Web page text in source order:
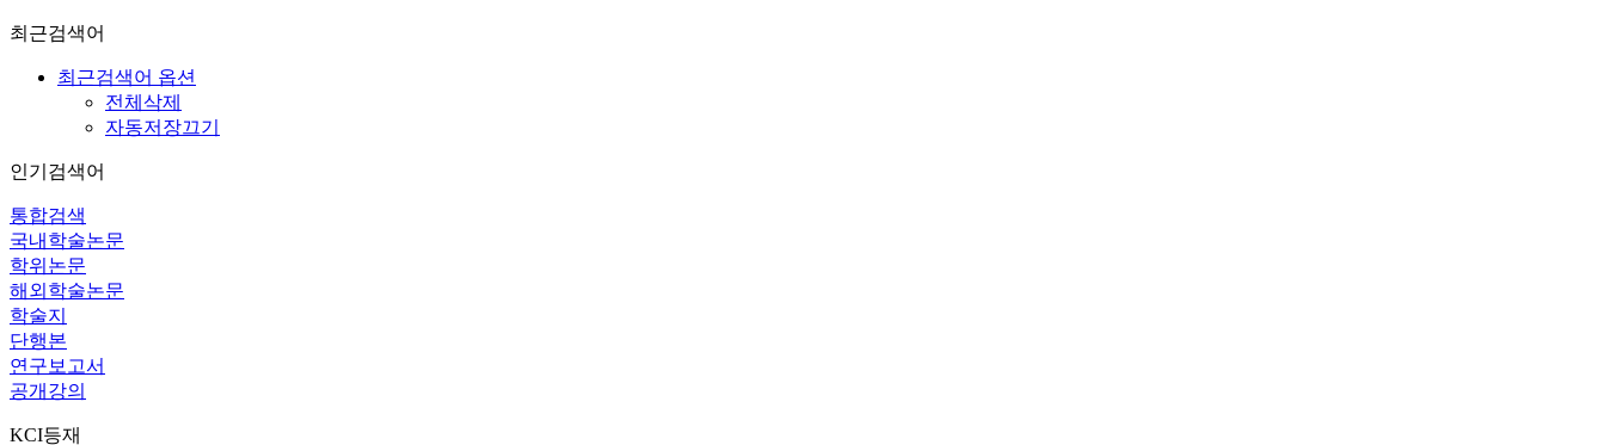
최근검색어
최근검색어 옵션
전체삭제
자동저장끄기
인기검색어
통합검색
국내학술논문
학위논문
해외학술논문
학술지
단행본
연구보고서
공개강의
KCI등재